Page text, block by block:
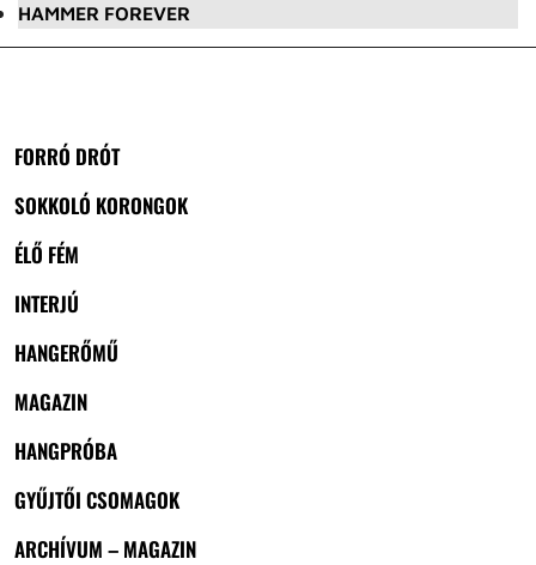
HAMMER FOREVER
FORRÓ DRÓT
SOKKOLÓ KORONGOK
ÉLŐ FÉM
INTERJÚ
HANGERŐMŰ
MAGAZIN
HANGPRÓBA
GYŰJTŐI CSOMAGOK
ARCHÍVUM – MAGAZIN